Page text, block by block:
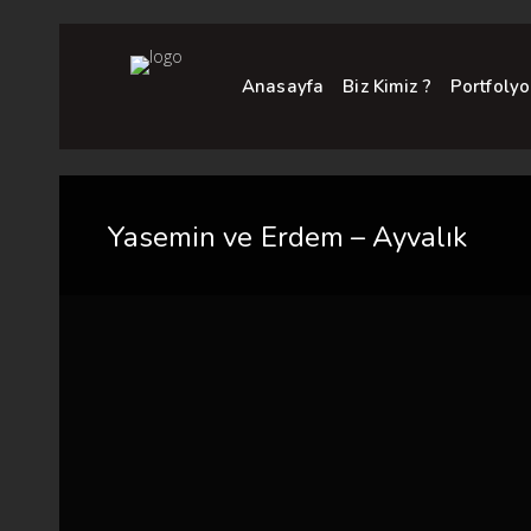
Anasayfa Biz Kimiz ? Portfolyo
Yasemin ve Erdem – Ayvalık